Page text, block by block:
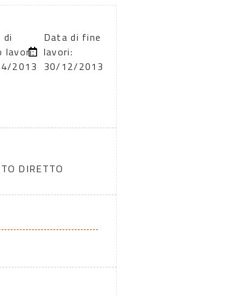
di
lavori:
2013
Data di fine
lavori:
30/12/2013
DIRETTO